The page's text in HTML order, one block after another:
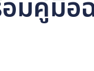
มคู่มือ